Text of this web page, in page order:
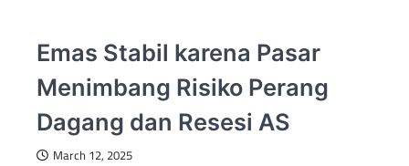
Emas Stabil karena Pasar
Menimbang Risiko Perang
Dagang dan Resesi AS
March 12, 2025